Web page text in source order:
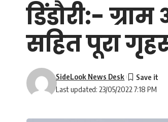
डिंडौरी:-
सहित पूरा
Last updated: 23/05/2022 7:18 PM
SideLook News Desk